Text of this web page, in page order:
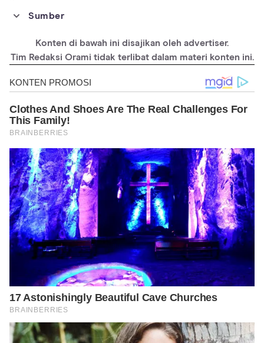
Sumber
asa/newsroom/news-releases/2015/11/eating-a-
light-meal-during-labor
https://www.ncbi.nlm.nih.gov/pmc/articles/PMC
5637148/
https://www.ncbi.nlm.nih.gov/pmc/articles/PMC
2989696/
https://nutricia.com.au/aptamil/parents-
corner/becoming-mum/importance-
carbohydrates-
pregnancy/#:~:text=Carbohydrate%20foods%2
0provide%20essential%20fuel%20for%20both%
20you%20and%20your,the%20main%20source%
20of%20energy.
Konten di bawah ini disajikan oleh advertiser.
Tim Redaksi Orami tidak terlibat dalam materi konten ini.